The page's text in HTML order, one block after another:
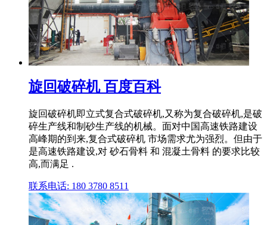
旋回破碎机 百度百科
旋回破碎机即立式复合式破碎机,又称为复合破碎机,是破
碎生产线和制砂生产线的机械。面对中国高速铁路建设
高峰期的到来,复合式破碎机 市场需求尤为强烈。但由于
是高速铁路建设,对 砂石骨料 和 混凝土骨料 的要求比较
高,而满足 .
联系电话: 180 3780 8511